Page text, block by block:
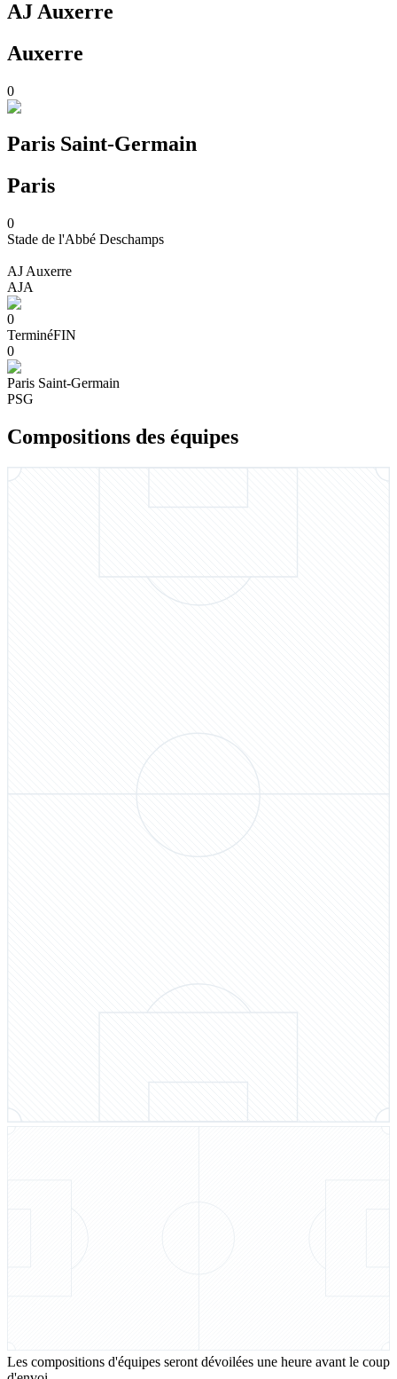
AJ Auxerre
Auxerre
0
Paris Saint-Germain
Paris
0
Stade de l'Abbé Deschamps
AJ Auxerre
AJA
0
TerminéFIN
0
Paris Saint-Germain
PSG
Compositions des équipes
Les compositions d'équipes seront dévoilées une heure avant le coup